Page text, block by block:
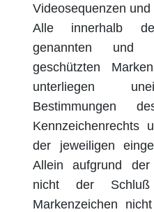
Videosequenzen
Alle innerhalb
genannten
geschützten
unterliegen
Bestimmungen
Kennzeichenrechts
der jeweiligen
Allein aufgrund
nicht der
Markenzeichen